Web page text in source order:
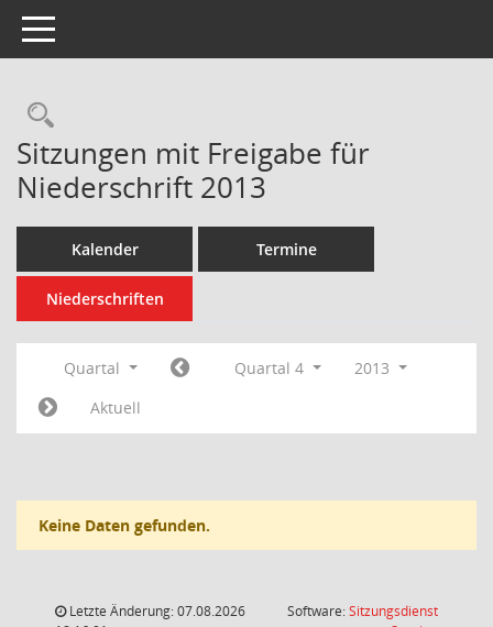
Toggle navigation
Rechercheauswahl
Sitzungen mit Freigabe für
Niederschrift 2013
Kalender Termine
Niederschriften
Quartal Quartal 4
2013
Aktuell
Keine Daten gefunden.
Letzte Änderung: 07.08.2026
Software:Sitzungsdienst